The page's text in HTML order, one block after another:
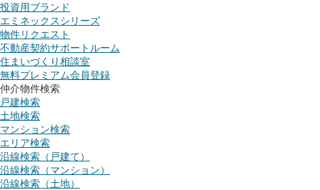
投資用ブランド
エミネックスシリーズ
物件リクエスト
不動産契約サポートルーム
住まいづくり相談室
無料プレミアム会員登録
仲介物件検索
戸建検索
土地検索
マンション検索
エリア検索
沿線検索（戸建て）
沿線検索（マンション）
沿線検索（土地）